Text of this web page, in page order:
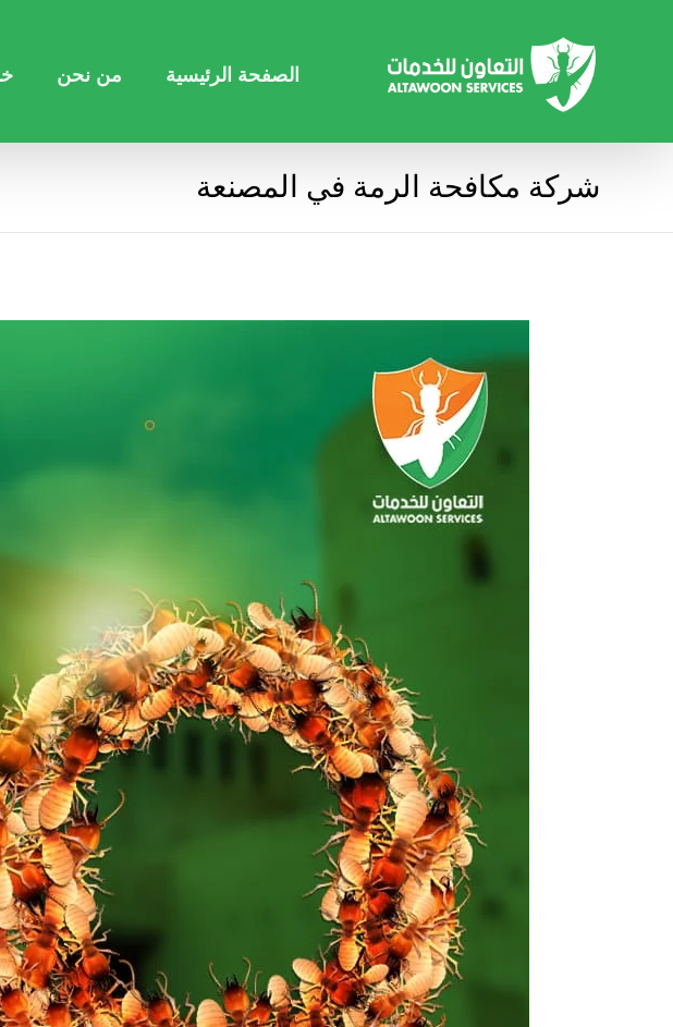
الصفحة الرئيسية من نحن
شركة مكافحة الرمة في المصنعة